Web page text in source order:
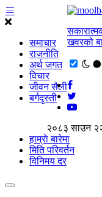
समाचार
राजनीति
अर्थ जगत
विचार
जीवन सैली
बर्गदृस्ती
खवरको
२०८३ साउन
हाम्राे बारेमा
मिति परिवर्तन
विनिमय दर